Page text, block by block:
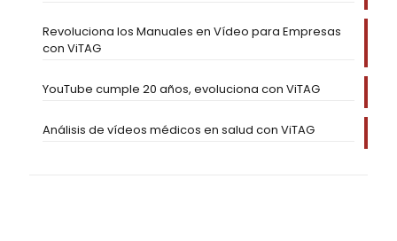
Revoluciona los Manuales en Vídeo para Empresas
con ViTAG
YouTube cumple 20 años, evoluciona con ViTAG
Análisis de vídeos médicos en salud con ViTAG